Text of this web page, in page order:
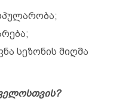
სეზონის მიღმა